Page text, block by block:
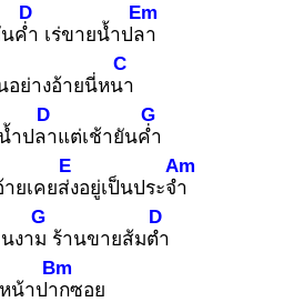
ค่ำ
D
เร่ขายน้ำปลา
Em
อย่างอ้ายนี่หนา
C
ำปลา
D
แต่เช้ายันค่ำ
G
ายเคยส่ง
E
อยู่เป็นประจำ
Am
งาม
G
ร้านขายส้มตำ
D
น้าปาก
Bm
ซอย